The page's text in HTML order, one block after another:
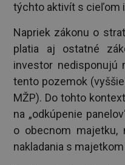
týchto aktivít s cieľom
Napriek zákonu o
platia aj ostatné
investor nedisponujú
tento pozemok
MŽP). Do tohto
na „odkúpenie
o obecnom
nakladania s